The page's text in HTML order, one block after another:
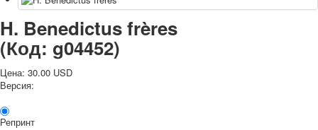
Новости
Новости карточных колод
Новости открыток
О сайте
Ссылки
Наше видео
Избранное
H. Benedictus frères
(Код: g04452)
Цена: 30.00 USD
Версия:
Репринт